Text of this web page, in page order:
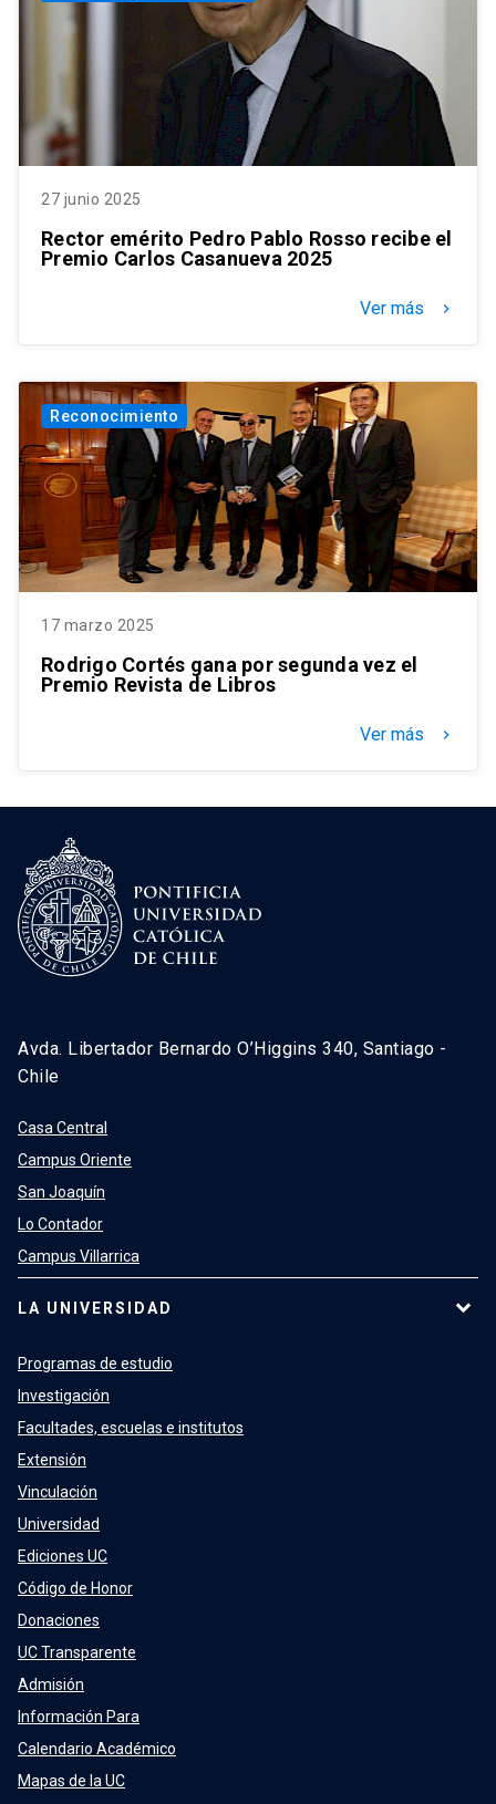
27 junio 2025
Rector emérito Pedro Pablo Rosso recibe el
Premio Carlos Casanueva 2025
Ver más keyboard_arrow_right
Reconocimiento
17 marzo 2025
Rodrigo Cortés gana por segunda vez el
Premio Revista de Libros
Ver más keyboard_arrow_right
Avda. Libertador Bernardo O’Higgins 340, Santiago -
Chile
Casa Central
Campus Oriente
San Joaquín
Lo Contador
Campus Villarrica
LA UNIVERSIDAD
Programas de estudio
Investigación
Facultades, escuelas e institutos
Extensión
Vinculación
Universidad
Ediciones UC
Código de Honor
Donaciones
UC Transparente
Admisión
Información Para
Calendario Académico
Mapas de la UC